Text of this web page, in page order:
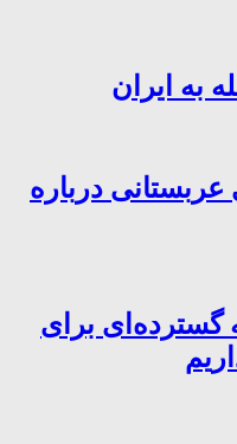
به ایران
درباره
گسترده‌ای برای